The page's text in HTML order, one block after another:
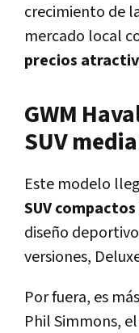
crecimiento de
mercado local
precios
GWM
SUV
Este modelo
SUV
diseño
versiones,
Por fuera, es más
Phil Simmons,